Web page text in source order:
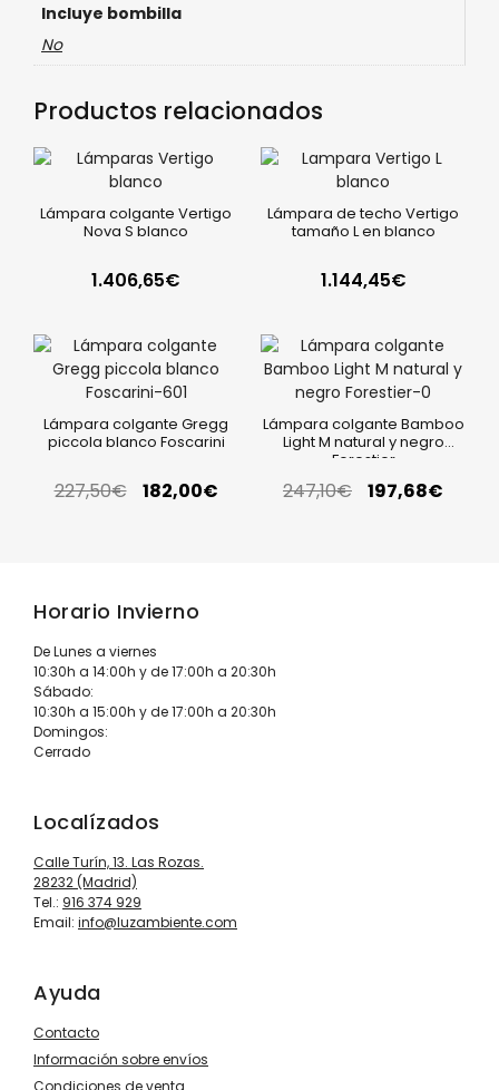
Incluye bombilla
No
Productos relacionados
Lámpara colgante Vertigo
Nova S blanco
1.406,65€
Lámpara de techo Vertigo
tamaño L en blanco
1.144,45€
Lámpara colgante Gregg
piccola blanco Foscarini
227,50€ 182,00€
Lámpara colgante Bamboo
Light M natural y negro
Forestier
247,10€ 197,68€
Horario Invierno
De Lunes a viernes
10:30h a 14:00h y de 17:00h a 20:30h
Sábado:
10:30h a 15:00h y de 17:00h a 20:30h
Domingos:
Cerrado
Localízados
Calle Turín, 13. Las Rozas.
28232 (Madrid)
Tel.: 916 374 929
Email: info@luzambiente.com
Ayuda
Contacto
Información sobre envíos
Condiciones de venta